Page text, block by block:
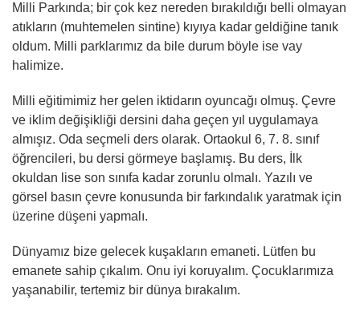
Milli Parkında; bir çok kez nereden bırakıldığı belli olmayan
atıkların (muhtemelen sintine) kıyıya kadar geldiğine tanık
oldum. Milli parklarımız da bile durum böyle ise vay
halimize.
Milli eğitimimiz her gelen iktidarın oyuncağı olmuş. Çevre
ve iklim değişikliği dersini daha geçen yıl uygulamaya
almışız. Oda seçmeli ders olarak. Ortaokul 6, 7. 8. sınıf
öğrencileri, bu dersi görmeye başlamış. Bu ders, İlk
okuldan lise son sınıfa kadar zorunlu olmalı. Yazılı ve
görsel basın çevre konusunda bir farkındalık yaratmak için
üzerine düşeni yapmalı.
Dünyamız bize gelecek kuşakların emaneti. Lütfen bu
emanete sahip çıkalım. Onu iyi koruyalım. Çocuklarımıza
yaşanabilir, tertemiz bir dünya bırakalım.